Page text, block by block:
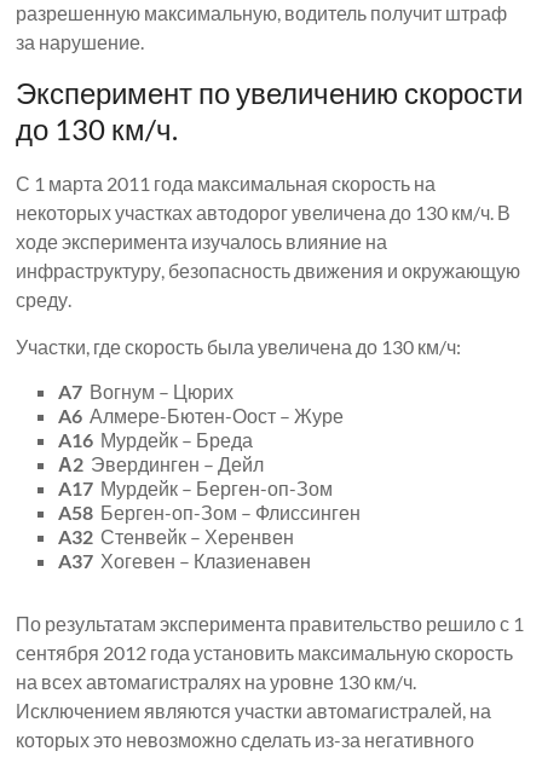
разрешенную максимальную, водитель получит штраф
за нарушение.
Эксперимент по увеличению скорости
до 130 км/ч.
С 1 марта 2011 года максимальная скорость на
некоторых участках автодорог увеличена до 130 км/ч. В
ходе эксперимента изучалось влияние на
инфраструктуру, безопасность движения и окружающую
среду.
Участки, где скорость была увеличена до 130 км/ч:
A7 Вогнум – Цюрих
A6 Алмере-Бютен-Оост – Журе
A16 Мурдейк – Бреда
А2 Эвердинген – Дейл
A17 Мурдейк – Берген-оп-Зом
A58 Берген-оп-Зом – Флиссинген
A32 Стенвейк – Херенвен
A37 Хогевен – Клазиенавен
По результатам эксперимента правительство решило с 1
сентября 2012 года установить максимальную скорость
на всех автомагистралях на уровне 130 км/ч.
Исключением являются участки автомагистралей, на
которых это невозможно сделать из-за негативного